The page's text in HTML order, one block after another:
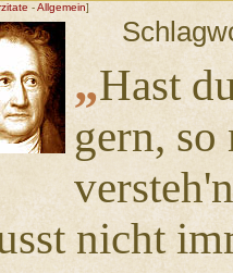
-Allgemein]
„Hast
gern, so
nicht